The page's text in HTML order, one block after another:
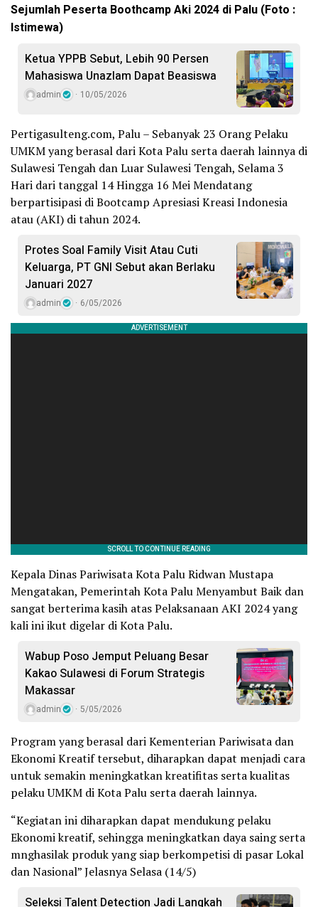
Sejumlah Peserta Boothcamp Aki 2024 di Palu (Foto :
Istimewa)
Ketua YPPB Sebut, Lebih 90 Persen
Mahasiswa Unazlam Dapat Beasiswa
admin 10/05/2026
Pertigasulteng.com, Palu – Sebanyak 23 Orang Pelaku
UMKM yang berasal dari Kota Palu serta daerah lainnya di
Sulawesi Tengah dan Luar Sulawesi Tengah, Selama 3
Hari dari tanggal 14 Hingga 16 Mei Mendatang
berpartisipasi di Bootcamp Apresiasi Kreasi Indonesia
atau (AKI) di tahun 2024.
Protes Soal Family Visit Atau Cuti
Keluarga, PT GNI Sebut akan Berlaku
Januari 2027
admin 6/05/2026
Kepala Dinas Pariwisata Kota Palu Ridwan Mustapa
Mengatakan, Pemerintah Kota Palu Menyambut Baik dan
sangat berterima kasih atas Pelaksanaan AKI 2024 yang
kali ini ikut digelar di Kota Palu.
Wabup Poso Jemput Peluang Besar
Kakao Sulawesi di Forum Strategis
Makassar
admin 5/05/2026
Program yang berasal dari Kementerian Pariwisata dan
Ekonomi Kreatif tersebut, diharapkan dapat menjadi cara
untuk semakin meningkatkan kreatifitas serta kualitas
pelaku UMKM di Kota Palu serta daerah lainnya.
“Kegiatan ini diharapkan dapat mendukung pelaku
Ekonomi kreatif, sehingga meningkatkan daya saing serta
mnghasilak produk yang siap berkompetisi di pasar Lokal
dan Nasional” Jelasnya Selasa (14/5)
Seleksi Talent Detection Jadi Langkah